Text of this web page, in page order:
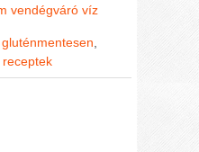
vendégváró víz
receptek